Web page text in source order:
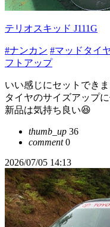
テリオスキッド J111G
#ナンカン #マッドタイ
フトアップ
いい感じにセットでき
タイヤのサイズアップ
新品は気持ち良い😆
thumb_up 36
comment0
2026/07/05 14:13